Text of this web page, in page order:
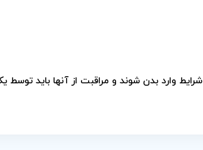
وارد بدن شوند و مراقبت از آنها باید